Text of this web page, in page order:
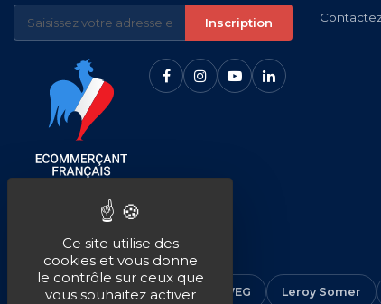
Inscription
NOS MARQUES
CEMER ALMO ABB WEG Leroy Somer
Ce site utilise des
cookies et vous donne
le contrôle sur ceux que
vous souhaitez activer